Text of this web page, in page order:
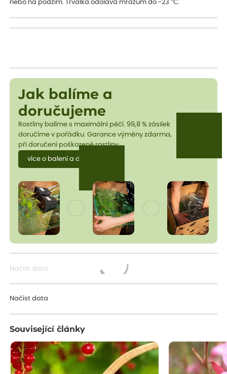
nebo na podzim. Trvalka odolává mrazům do -23 °C.
Jak balíme a
doručujeme
Rostliny balíme s maximální péčí. 99,8 % zásilek
doručíme v pořádku. Garance výměny zdarma,
při doručení poškozené rostliny.
více o balení a dopravě
Načíst data
Načíst data
Související články